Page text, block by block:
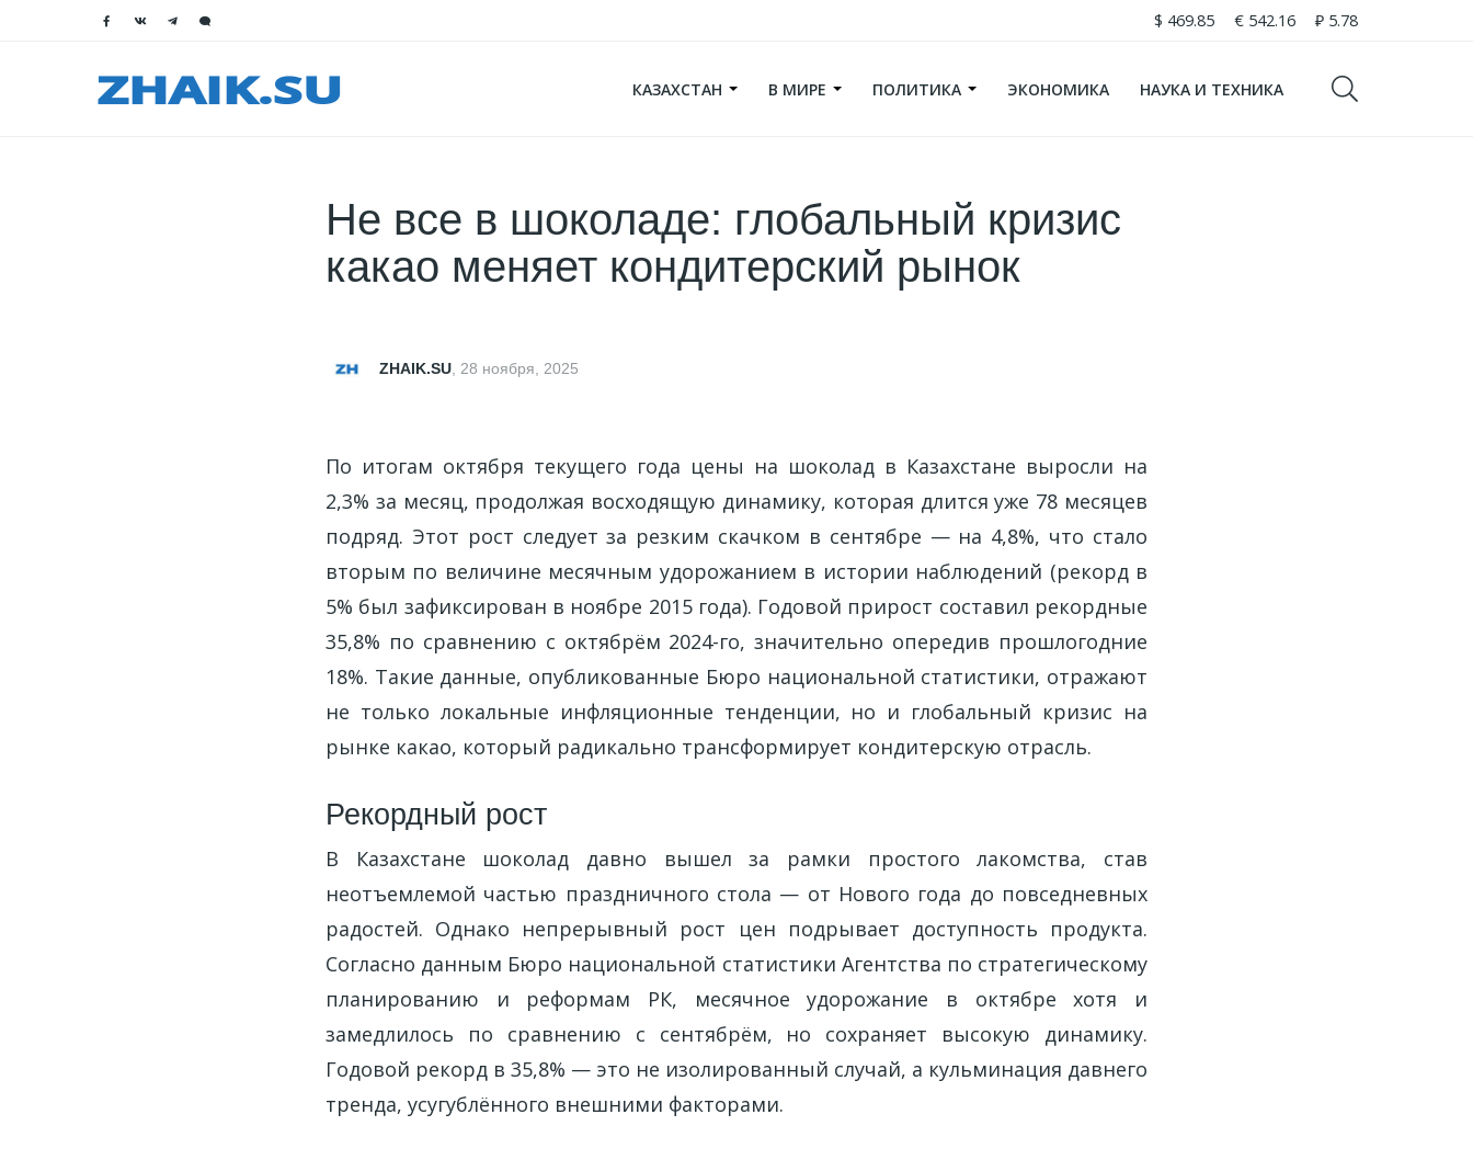
$ 469.85 € 542.16 ₽ 5.78
КАЗАХСТАН В МИРЕ ПОЛИТИКА ЭКОНОМИКА НАУКА И ТЕХНИКА
Не все в шоколаде: глобальный кризис
какао меняет кондитерский рынок
ZHAIK.SU, 28 ноября, 2025
По итогам октября текущего года цены на шоколад в Казахстане выросли на
2,3% за месяц, продолжая восходящую динамику, которая длится уже 78 месяцев
подряд. Этот рост следует за резким скачком в сентябре — на 4,8%, что стало
вторым по величине месячным удорожанием в истории наблюдений (рекорд в
5% был зафиксирован в ноябре 2015 года). Годовой прирост составил рекордные
35,8% по сравнению с октябрём 2024-го, значительно опередив прошлогодние
18%. Такие данные, опубликованные Бюро национальной статистики, отражают
не только локальные инфляционные тенденции, но и глобальный кризис на
рынке какао, который радикально трансформирует кондитерскую отрасль.
Рекордный рост
В Казахстане шоколад давно вышел за рамки простого лакомства, став
неотъемлемой частью праздничного стола — от Нового года до повседневных
радостей. Однако непрерывный рост цен подрывает доступность продукта.
Согласно данным Бюро национальной статистики Агентства по стратегическому
планированию и реформам РК, месячное удорожание в октябре хотя и
замедлилось по сравнению с сентябрём, но сохраняет высокую динамику.
Годовой рекорд в 35,8% — это не изолированный случай, а кульминация давнего
тренда, усугублённого внешними факторами.